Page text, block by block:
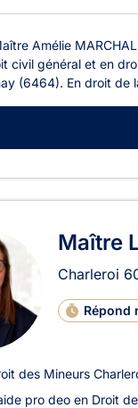
Amélie
civil général et en
(6464). En droit de
Maître
Charleroi
Répond
des Mineurs
pro deo en Droit